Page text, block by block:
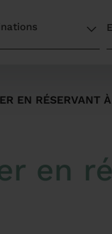
EN RÉSERVANT
en